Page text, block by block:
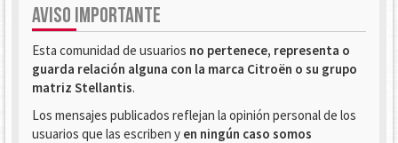
AVISO IMPORTANTE
Esta comunidad de usuarios no pertenece, representa o
guarda relación alguna con la marca Citroën o su grupo
matriz Stellantis.
Los mensajes publicados reflejan la opinión personal de los
usuarios que las escriben y en ningún caso somos